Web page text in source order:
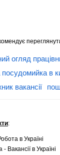
огляд
посудомийка в
вакансії
:
в Україні
- Вакансії в Україні